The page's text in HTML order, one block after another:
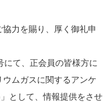
力を賜り、厚く御礼申
て、正会員の皆様方に
ムガスに関するアンケ
として、情報提供をさせ